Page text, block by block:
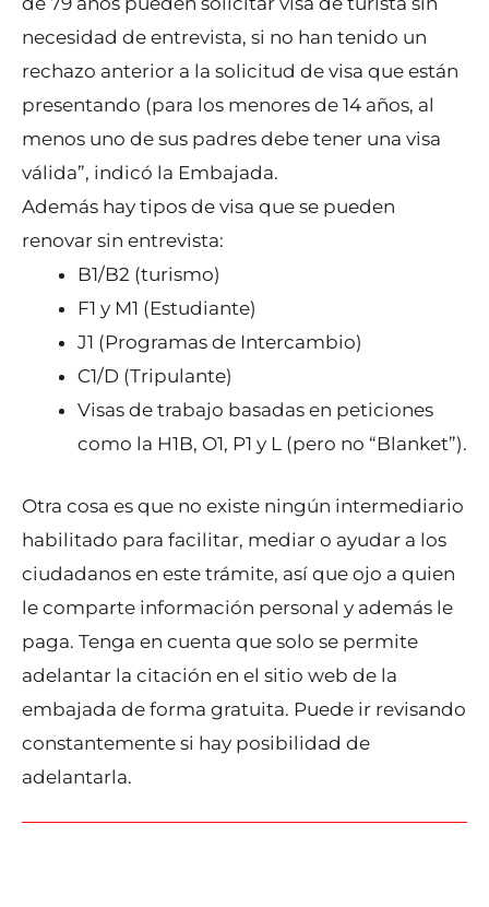
necesidad de entrevista, si no han tenido un
rechazo anterior a la solicitud de visa que están
presentando (para los menores de 14 años, al
menos uno de sus padres debe tener una visa
válida”, indicó la Embajada.
Además hay tipos de visa que se pueden
renovar sin entrevista:
B1/B2 (turismo)
F1 y M1 (Estudiante)
J1 (Programas de Intercambio)
C1/D (Tripulante)
Visas de trabajo basadas en peticiones
como la H1B, O1, P1 y L (pero no “Blanket”).
Otra cosa es que no existe ningún intermediario
habilitado para facilitar, mediar o ayudar a los
ciudadanos en este trámite, así que ojo a quien
le comparte información personal y además le
paga. Tenga en cuenta que solo se permite
adelantar la citación en el sitio web de la
embajada de forma gratuita. Puede ir revisando
constantemente si hay posibilidad de
adelantarla.